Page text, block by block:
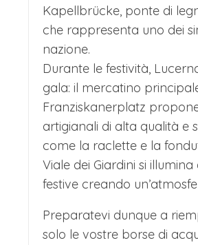
delle meraviglie, dove
ospita un mercato a
con una propria anima.
La Place de l'Ancienne
profuma di vin brulé e
mentre la piazza dei
trasforma in un regno di
cuore più autentico
modellano il vetro e il
Kapellbrücke, ponte di
che rappresenta uno dei
nazione.
Durante le festività,
gala: il mercatino
Franziskanerplatz
artigianali di alta qualità e
come la raclette e la
Viale dei Giardini si illumina
festive creando
Preparatevi dunque a
solo le vostre borse di